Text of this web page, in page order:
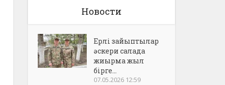
Новости
Ерлі зайыптылар
әскери салада
жиырма жыл
бірге...
07.05.2026 12:59